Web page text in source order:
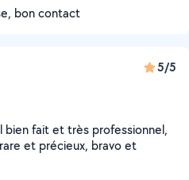
bon contact
5/5
bien fait et très professionnel,
et précieux, bravo et